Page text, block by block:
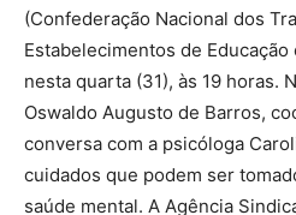
(Confederação Nacional dos
Estabelecimentos de
nesta quarta (31), às 19 horas.
Oswaldo Augusto de Barros,
conversa com a psicóloga
cuidados que podem ser
saúde mental. A Agência